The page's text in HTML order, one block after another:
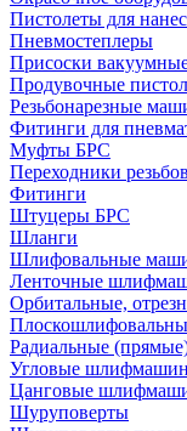
Пистолеты для
Пневмостеплеры
Присоски
Продувочные
Резьбонарезные
Фитинги для
Муфты БРС
Переходники
Фитинги
Штуцеры БРС
Шланги
Шлифовальные
Ленточные
Орбитальные,
Радиальные
Угловые
Цанговые
Шуруповерты